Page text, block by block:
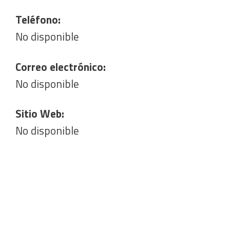
Teléfono:
No disponible
Correo electrónico:
No disponible
Sitio Web:
No disponible